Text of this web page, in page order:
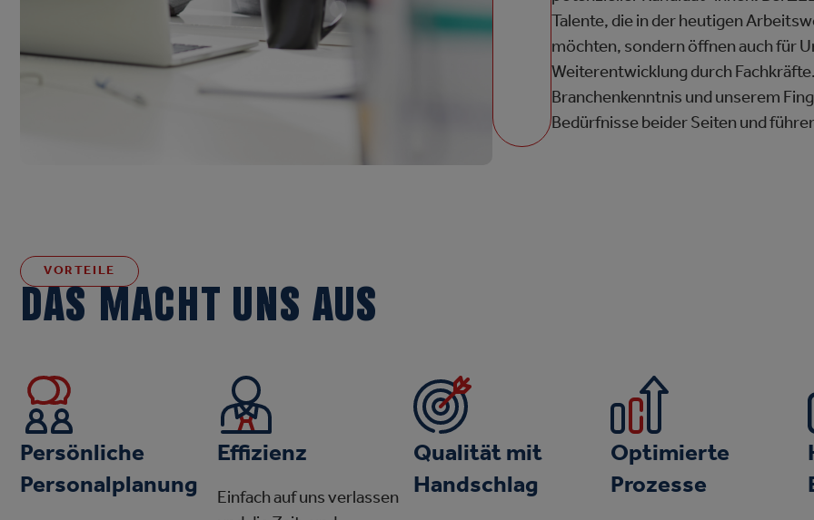
Talente, die in der heutigen
möchten, sondern öffnen auch für
Weiterentwicklung durch
Branchenkenntnis und unserem
Bedürfnisse beider Seiten und
VORTEILE
DAS MACHT UNS AUS
Persönliche
Personalplanung
Effizienz
Einfach auf uns verlassen
Qualität mit
Handschlag
Optimierte
Prozesse